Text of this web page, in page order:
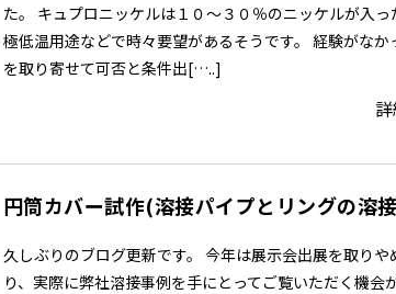
た。 キュプロニッケルは１０～３０％のニッケルが入っ
極低温用途などで時々要望があるそうです。 経験がなか
を取り寄せて可否と条件出[…..]
円筒カバー試作(溶接パイプとリングの溶
久しぶりのブログ更新です。 今年は展示会出展を取りや
り、実際に弊社溶接事例を手にとってご覧いただく機会